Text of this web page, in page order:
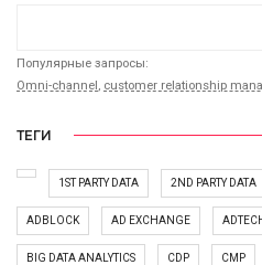
Популярные запросы:
Omni-channel, customer relationship
ТЕГИ
1ST PARTY DATA 2ND PARTY DATA
ADBLOCK AD EXCHANGE
BIG DATA ANALYTICS CDP CMP